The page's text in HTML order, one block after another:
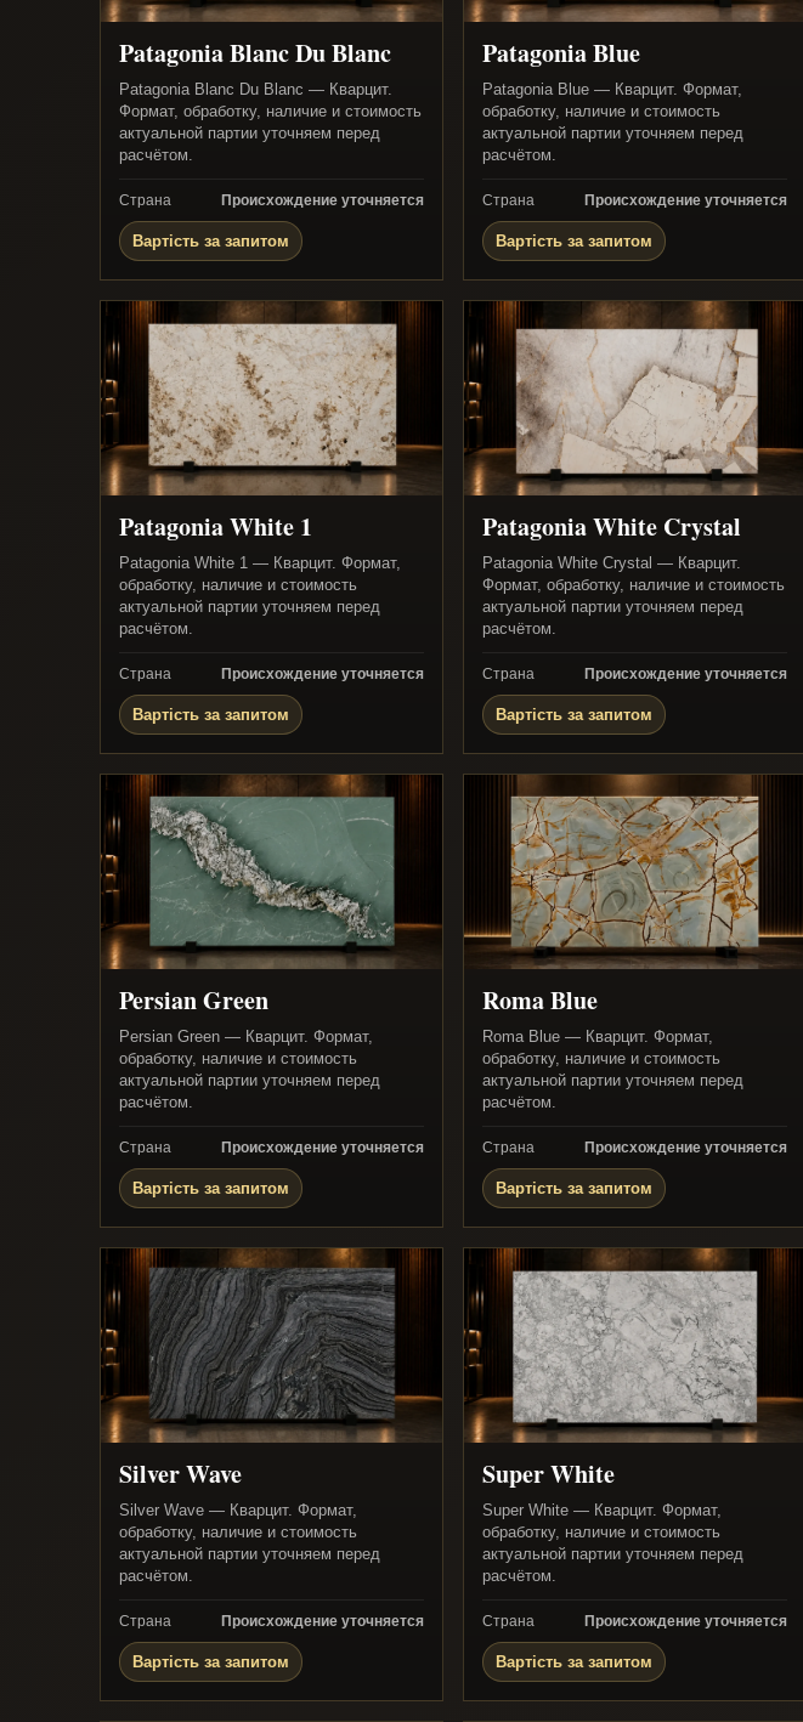
Patagonia Blanc Du Blanc
Patagonia Blanc Du Blanc — Кварцит.
Формат, обработку, наличие и стоимость
актуальной партии уточняем перед
расчётом.
Страна Происхождение уточняется
Вартість за запитом
Patagonia Blue
Patagonia Blue — Кварцит. Формат,
обработку, наличие и стоимость
актуальной партии уточняем перед
расчётом.
Страна Происхождение уточняется
Вартість за запитом
Patagonia White 1
Patagonia White 1 — Кварцит. Формат,
обработку, наличие и стоимость
актуальной партии уточняем перед
расчётом.
Страна Происхождение уточняется
Вартість за запитом
Patagonia White Crystal
Patagonia White Crystal — Кварцит.
Формат, обработку, наличие и стоимость
актуальной партии уточняем перед
расчётом.
Страна Происхождение уточняется
Вартість за запитом
Persian Green
Persian Green — Кварцит. Формат,
обработку, наличие и стоимость
актуальной партии уточняем перед
расчётом.
Страна Происхождение уточняется
Вартість за запитом
Roma Blue
Roma Blue — Кварцит. Формат,
обработку, наличие и стоимость
актуальной партии уточняем перед
расчётом.
Страна Происхождение уточняется
Вартість за запитом
Silver Wave
Silver Wave — Кварцит. Формат,
обработку, наличие и стоимость
актуальной партии уточняем перед
расчётом.
Страна Происхождение уточняется
Вартість за запитом
Super White
Super White — Кварцит. Формат,
обработку, наличие и стоимость
актуальной партии уточняем перед
расчётом.
Страна Происхождение уточняется
Вартість за запитом